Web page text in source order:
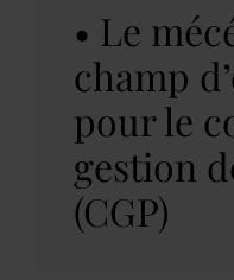
Le
champ
pour le
gestion
(CGP)